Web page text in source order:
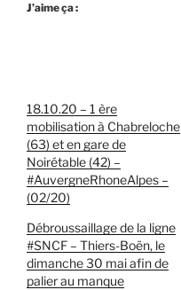
J’aime ça :
18.10.20 – 1 ère
mobilisation à Chabreloche
(63) et en gare de
Noirétable (42) –
#AuvergneRhoneAlpes –
(02/20)
Débroussaillage de la ligne
#SNCF – Thiers-Boën, le
dimanche 30 mai afin de
palier au manque